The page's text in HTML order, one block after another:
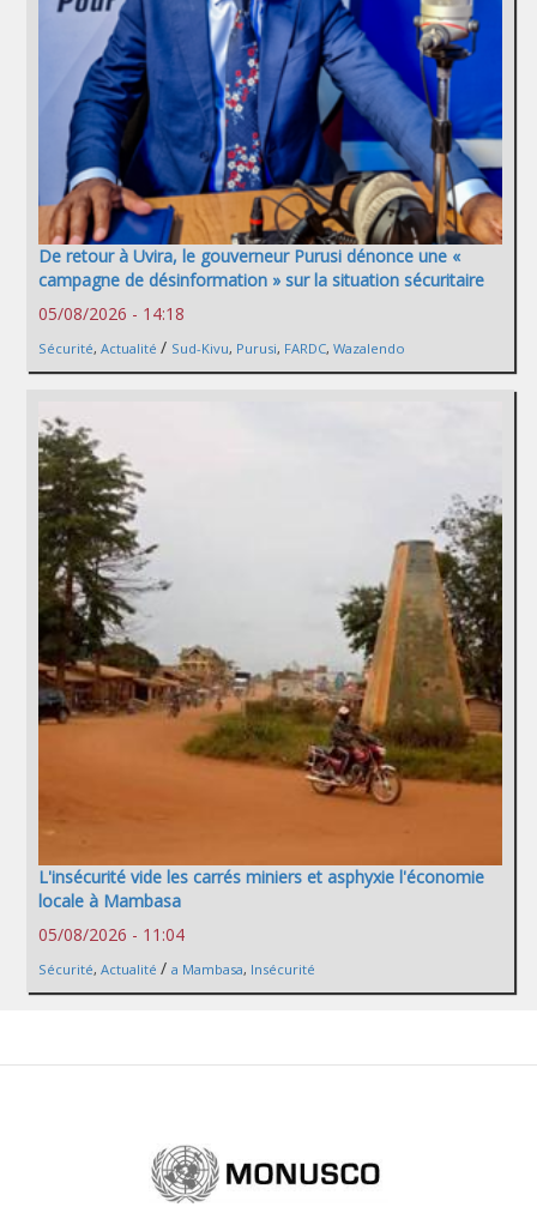
De retour à Uvira, le gouverneur Purusi dénonce une «
campagne de désinformation » sur la situation sécuritaire
05/08/2026 - 14:18
Sécurité, Actualité / Sud-Kivu, Purusi, FARDC, Wazalendo
L'insécurité vide les carrés miniers et asphyxie l'économie
locale à Mambasa
05/08/2026 - 11:04
Sécurité, Actualité / a Mambasa, Insécurité